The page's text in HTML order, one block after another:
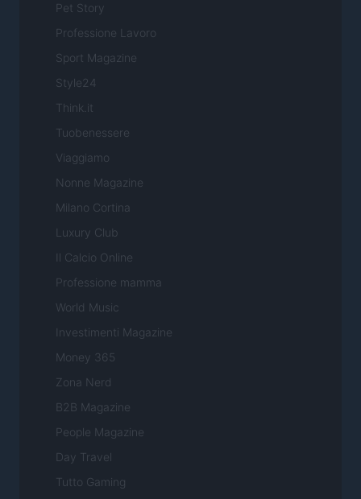
Pet Story
Professione Lavoro
Sport Magazine
Style24
Think.it
Tuobenessere
Viaggiamo
Nonne Magazine
Milano Cortina
Luxury Club
Il Calcio Online
Professione mamma
World Music
Investimenti Magazine
Money 365
Zona Nerd
B2B Magazine
People Magazine
Day Travel
Tutto Gaming